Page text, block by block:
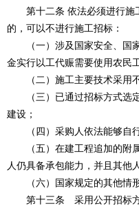
第十二条 依法必须进行施
的，可以不进行施工招标：
（一）涉及国家安全、国家
金实行以工代赈需要使用农民
（二）施工主要技术采用不
（三）已通过招标方式选定
建设；
（四）采购人依法能够自行
（五）在建工程追加的附属
人仍具备承包能力，并且其他
（六）国家规定的其他情形
第十三条 采用公开招标方